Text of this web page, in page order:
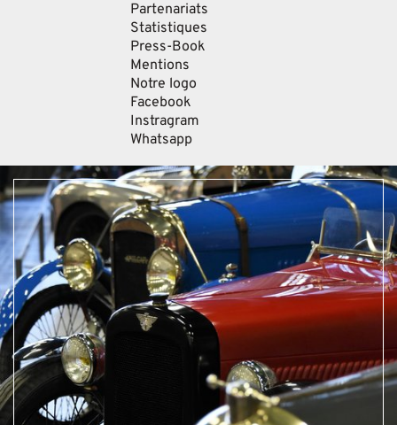
Partenariats
Statistiques
Press-Book
Mentions
Notre logo
Facebook
Instragram
Whatsapp